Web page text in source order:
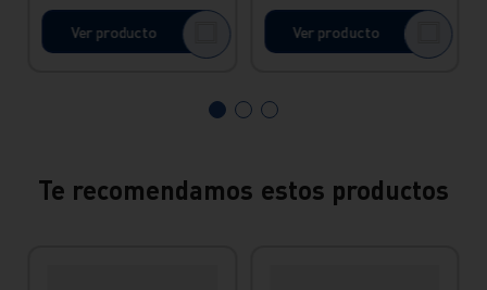
Ver producto Ver producto
Te recomendamos estos productos